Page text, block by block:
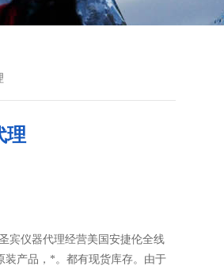
理
宾仪器代理经营美国安捷伦全线
装产品，*。都有现货库存。由于